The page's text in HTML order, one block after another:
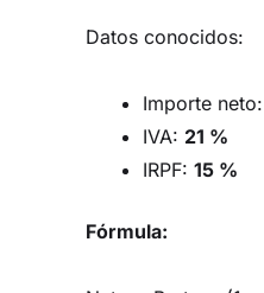
Datos conocidos:
Importe neto:
IVA: 21 %
IRPF: 15 %
Fórmula: